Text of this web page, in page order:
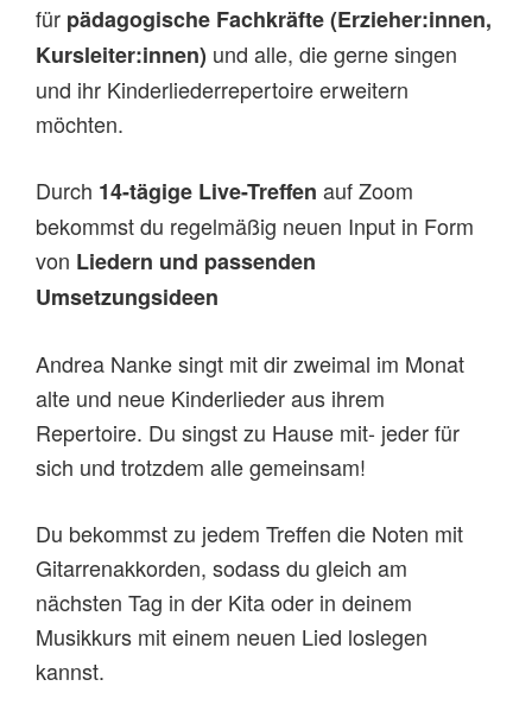
für pädagogische Fachkräfte (Erzieher:innen,
Kursleiter:innen) und alle, die gerne singen
und ihr Kinderliederrepertoire erweitern
möchten.
Durch 14-tägige Live-Treffen auf Zoom
bekommst du regelmäßig neuen Input in Form
von Liedern und passenden
Umsetzungsideen
Andrea Nanke singt mit dir zweimal im Monat
alte und neue Kinderlieder aus ihrem
Repertoire. Du singst zu Hause mit- jeder für
sich und trotzdem alle gemeinsam!
Du bekommst zu jedem Treffen die Noten mit
Gitarrenakkorden, sodass du gleich am
nächsten Tag in der Kita oder in deinem
Musikkurs mit einem neuen Lied loslegen
kannst.